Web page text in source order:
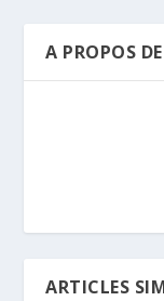
A PROPOS
ARTICLES